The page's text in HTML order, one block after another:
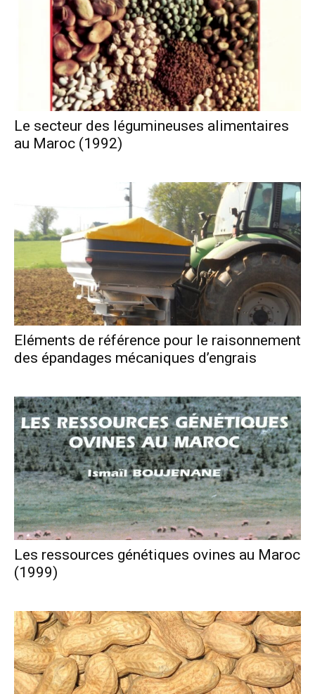
Le secteur des légumineuses alimentaires
au Maroc (1992)
Eléments de référence pour le raisonnement
des épandages mécaniques d’engrais
Les ressources génétiques ovines au Maroc
(1999)